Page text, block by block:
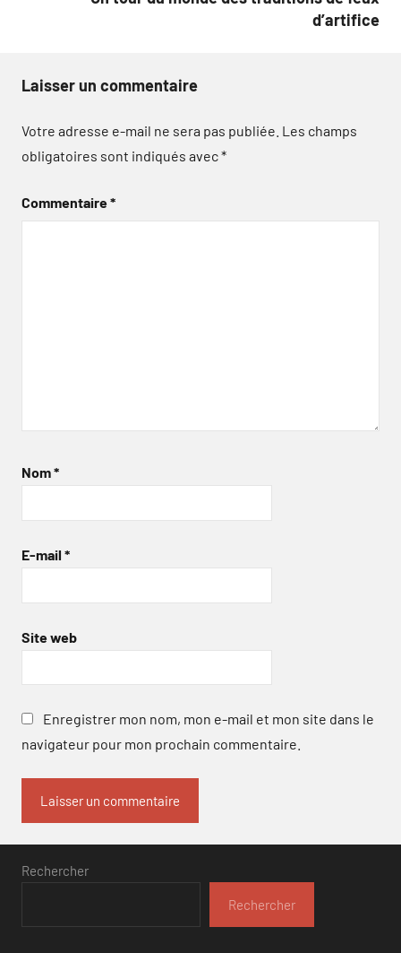
d’artifice
Laisser un commentaire
Votre adresse e-mail ne sera pas publiée. Les champs
obligatoires sont indiqués avec*
Commentaire*
Nom*
E-mail *
Site web
Enregistrer mon nom, mon e-mail et mon site dans le
navigateur pour mon prochain commentaire.
Rechercher
Rechercher